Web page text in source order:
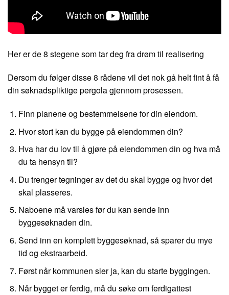
Her er de 8 stegene som tar deg fra drøm til realisering
Dersom du følger disse 8 rådene vil det nok gå helt fint å få
din søknadspliktige pergola gjennom prosessen.
Finn planene og bestemmelsene for din eiendom.
Hvor stort kan du bygge på eiendommen din?
Hva har du lov til å gjøre på eiendommen din og hva må
du ta hensyn til?
Du trenger tegninger av det du skal bygge og hvor det
skal plasseres.
Naboene må varsles før du kan sende inn
byggesøknaden din.
Send inn en komplett byggesøknad, så sparer du mye
tid og ekstraarbeid.
Først når kommunen sier ja, kan du starte byggingen.
Når bygget er ferdig, må du søke om ferdigattest